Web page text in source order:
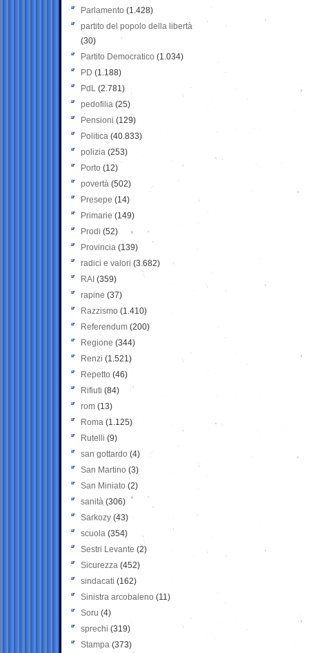
Parlamento (1.428)
partito del popolo della libertà
(30)
Partito Democratico (1.034)
PD (1.188)
PdL (2.781)
pedofilia (25)
Pensioni (129)
Politica (40.833)
polizia (253)
Porto (12)
povertà (502)
Presepe (14)
Primarie (149)
Prodi (52)
Provincia (139)
radici e valori (3.682)
RAI (359)
rapine (37)
Razzismo (1.410)
Referendum (200)
Regione (344)
Renzi (1.521)
Repetto (46)
Rifiuti (84)
rom (13)
Roma (1.125)
Rutelli (9)
san gottardo (4)
San Martino (3)
San Miniato (2)
sanità (306)
Sarkozy (43)
scuola (354)
Sestri Levante (2)
Sicurezza (452)
sindacati (162)
Sinistra arcobaleno (11)
Soru (4)
sprechi (319)
Stampa (373)